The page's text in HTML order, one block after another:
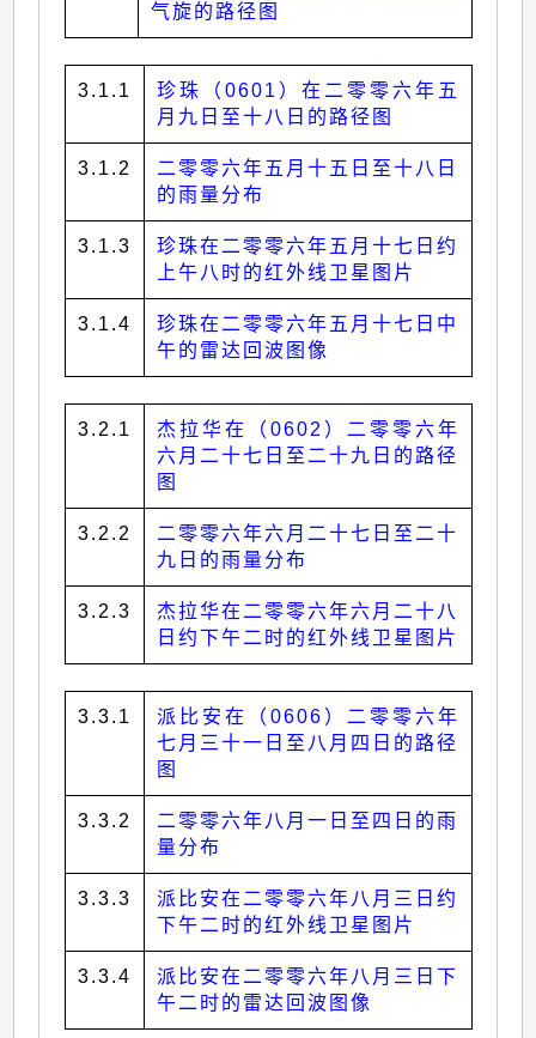
气旋的路径图
3.1.1
珍珠（0601）在二零零六年五
月九日至十八日的路径图
3.1.2
二零零六年五月十五日至十八日
的雨量分布
3.1.3
珍珠在二零零六年五月十七日约
上午八时的红外线卫星图片
3.1.4
珍珠在二零零六年五月十七日中
午的雷达回波图像
3.2.1
杰拉华在（0602）二零零六年
六月二十七日至二十九日的路径
图
3.2.2
二零零六年六月二十七日至二十
九日的雨量分布
3.2.3
杰拉华在二零零六年六月二十八
日约下午二时的红外线卫星图片
3.3.1
派比安在（0606）二零零六年
七月三十一日至八月四日的路径
图
3.3.2
二零零六年八月一日至四日的雨
量分布
3.3.3
派比安在二零零六年八月三日约
下午二时的红外线卫星图片
3.3.4
派比安在二零零六年八月三日下
午二时的雷达回波图像